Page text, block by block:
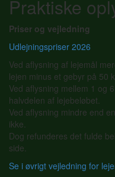
Praktiske
Priser og vejledning
Udlejningspriser 2026
Ved aflysning af lejemål
lejen minus et gebyr på 50
Ved aflysning mellem 1 og
halvdelen af lejebeløbet.
Ved aflysning mindre end
ikke.
Dog refunderes det fulde
side.
Se i øvrigt vejledning for